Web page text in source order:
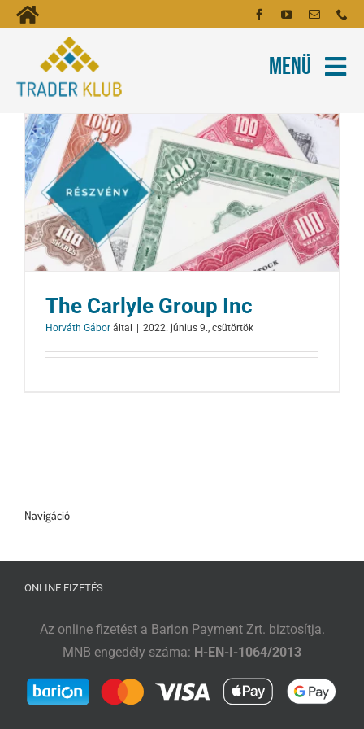
Kihagyás
Toggle
Navigation
Kezdőoldal
Fiókom
Hírlevél
Kapcsolat
Menü
Oktatóanyagok
Tartalmak
Képzés
Robotok
The Carlyle Group Inc
Horváth Gábor által 2022. június 9., csütörtök
Navigáció
ONLINE FIZETÉS
Az online fizetést a Barion Payment Zrt. biztosítja.
MNB engedély száma: H-EN-I-1064/2013